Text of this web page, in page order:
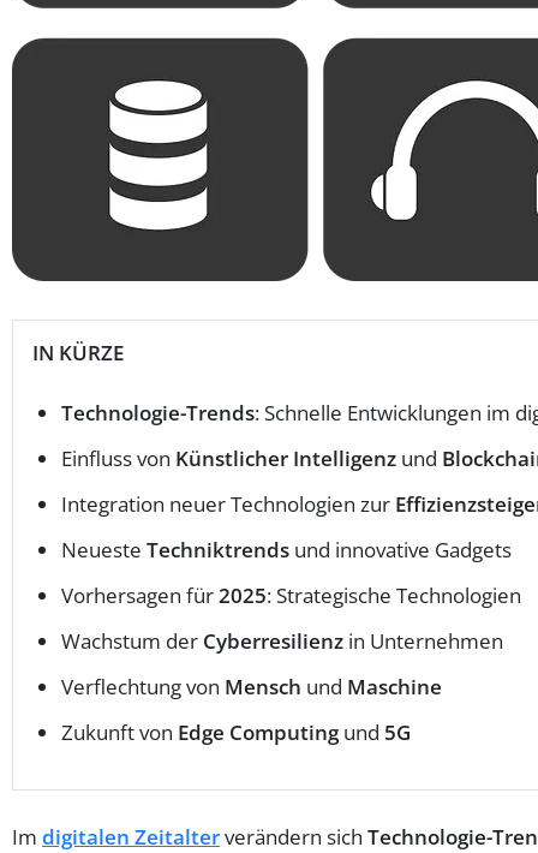
IN KÜRZE
Technologie-Trends: Schnelle Entwicklungen im
Einfluss von Künstlicher Intelligenz und
Integration neuer Technologien zur
Neueste Techniktrends und innovative Gadgets
Vorhersagen für2025: Strategische Technologien
Wachstum der Cyberresilienz in Unternehmen
Verflechtung von Mensch und Maschine
Zukunft von Edge Computingund 5G
Im digitalen Zeitalterverändern sich Technologie-